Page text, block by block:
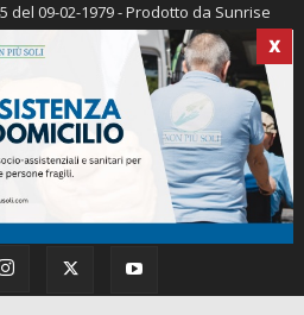
X
del 09-02-1979 - Prodotto da Sunrise
Michele Marocco -Cookie policy
sport.com
SEGUICI